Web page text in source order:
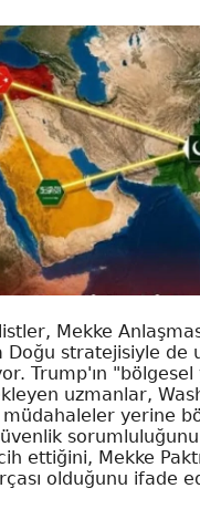
Mekke
stratejisiyle de
Trump'ın "bölgesel
uzmanlar,
yerine
ettiğini, Mekke
olduğunu ifade